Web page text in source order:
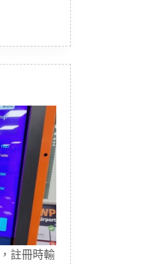
，註冊時輸